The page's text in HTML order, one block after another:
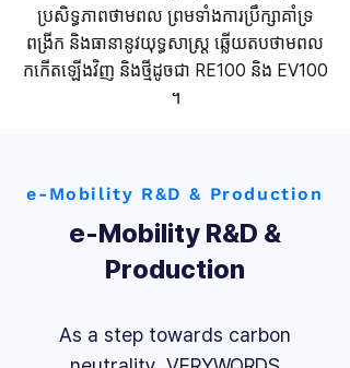
ប្រសិទ្ធភាពថាមពល​ ព្រមទាំងការប្រឹក្សាគាំទ្រ
ពង្រីក និងធានានូវយុទ្ធសាស្រ្ត ឆ្លើយតបថាមពល
កកើតឡើងវិញ និងថ្មីដូចជា RE100 និង EV100
។​
e-Mobility R&D & Production
e-Mobility R&D &
Production
As a step towards carbon